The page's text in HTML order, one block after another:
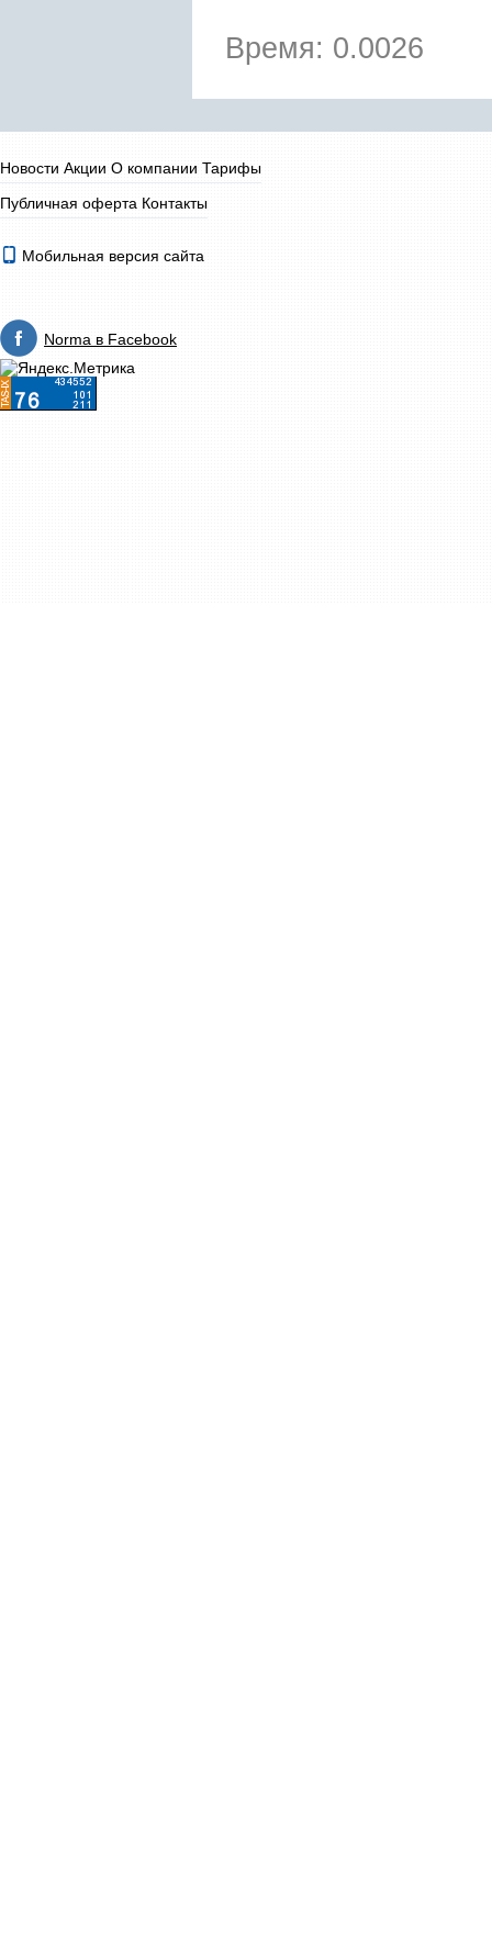
Время: 0.0026
Новости Акции О компании Тарифы
Публичная оферта Контакты
Мобильная версия сайта
Norma в Facebook